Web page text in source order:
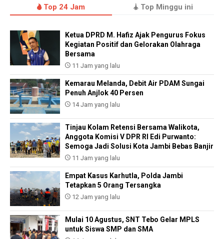
Top 24 Jam Top Minggu ini
Ketua DPRD M. Hafiz Ajak Pengurus Fokus
Kegiatan Positif dan Gelorakan Olahraga
Bersama
11 Jam yang lalu
Kemarau Melanda, Debit Air PDAM Sungai
Penuh Anjlok 40 Persen
14 Jam yang lalu
Tinjau Kolam Retensi Bersama Walikota,
Anggota Komisi V DPR RI Edi Purwanto:
Semoga Jadi Solusi Kota Jambi Bebas Banjir
11 Jam yang lalu
Empat Kasus Karhutla, Polda Jambi
Tetapkan 5 Orang Tersangka
12 Jam yang lalu
Mulai 10 Agustus, SNT Tebo Gelar MPLS
untuk Siswa SMP dan SMA